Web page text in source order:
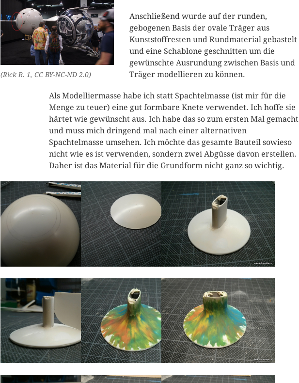
(Rick R. 1, CC BY-NC-ND 2.0)
Anschließend wurde auf der runden,
gebogenen Basis der ovale Träger aus
Kunststoffresten und Rundmaterial gebastelt
und eine Schablone geschnitten um die
gewünschte Ausrundung zwischen Basis und
Träger modellieren zu können.
Als Modelliermasse habe ich statt Spachtelmasse (ist mir für die
Menge zu teuer) eine gut formbare Knete verwendet. Ich hoffe sie
härtet wie gewünscht aus. Ich habe das so zum ersten Mal gemacht
und muss mich dringend mal nach einer alternativen
Spachtelmasse umsehen. Ich möchte das gesamte Bauteil sowieso
nicht wie es ist verwenden, sondern zwei Abgüsse davon erstellen.
Daher ist das Material für die Grundform nicht ganz so wichtig.